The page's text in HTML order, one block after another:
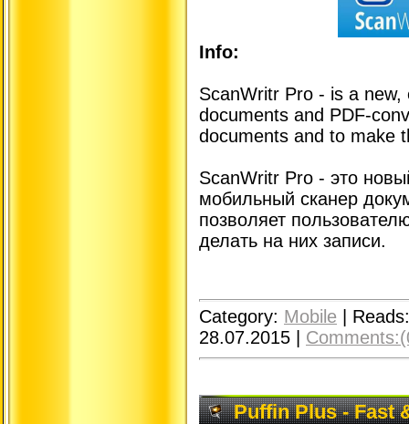
Info:
ScanWritr Pro - is a
documents and PDF-
documents and to make
ScanWritr Pro - это
мобильный сканер
позволяет
делать на них записи.
Category: Mobile
Reads:
28.07.2015
Puffin Plus - Fast